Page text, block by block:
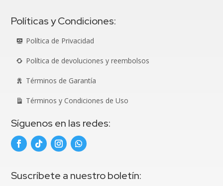
Políticas y Condiciones:
Política de Privacidad
Política de devoluciones y reembolsos
Términos de Garantía
Términos y Condiciones de Uso
Síguenos en las redes:
Suscríbete a nuestro boletín: